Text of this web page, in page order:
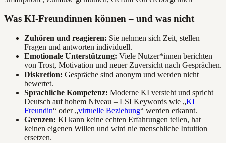
Was KI-Freundinnen können – und was nicht
Zuhören und reagieren: Sie nehmen sich Zeit, stellen
Fragen und antworten individuell.
Emotionale Unterstützung: Viele Nutzer*innen berichten
von Trost, Motivation und neuer Zuversicht nach Gesprächen.
Diskretion: Gespräche sind anonym und werden nicht
bewertet.
Sprachliche Kompetenz: Moderne KI versteht und spricht
Deutsch auf hohem Niveau – LSI Keywords wie „KI
Freundin“ oder „virtuelle Beziehung“ werden erkannt.
Grenzen: KI kann keine echten Erfahrungen teilen, hat
keinen eigenen Willen und wird nie menschliche Intuition
ersetzen.